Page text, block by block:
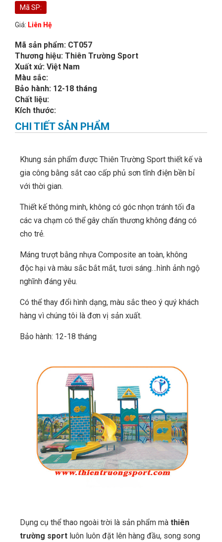
Mã SP:
Giá: Liên Hệ
Mã sản phẩm: CT057
Thương hiệu: Thiên Trường Sport
Xuất xứ: Việt Nam
Màu sắc:
Bảo hành: 12-18 tháng
Chất liệu:
Kích thước:
CHI TIẾT SẢN PHẨM
Khung sản phẩm được Thiên Trường Sport thiết kế và
gia công bằng sắt cao cấp phủ sơn tĩnh điện bền bỉ
với thời gian.
Thiết kế thông minh, không có góc nhọn tránh tối đa
các va chạm có thể gây chấn thương không đáng có
cho trẻ.
Máng trượt bằng nhựa Composite an toàn, không
độc hại và màu sắc bắt mắt, tươi sáng…hình ảnh ngộ
nghĩnh đáng yêu.
Có thể thay đổi hình dạng, màu sắc theo ý quý khách
hàng vì chúng tôi là đơn vị sản xuất.
Bảo hành: 12-18 tháng
Dụng cụ thể thao ngoài trời là sản phẩm mà thiên
trường sport luôn luôn đặt lên hàng đầu, song song